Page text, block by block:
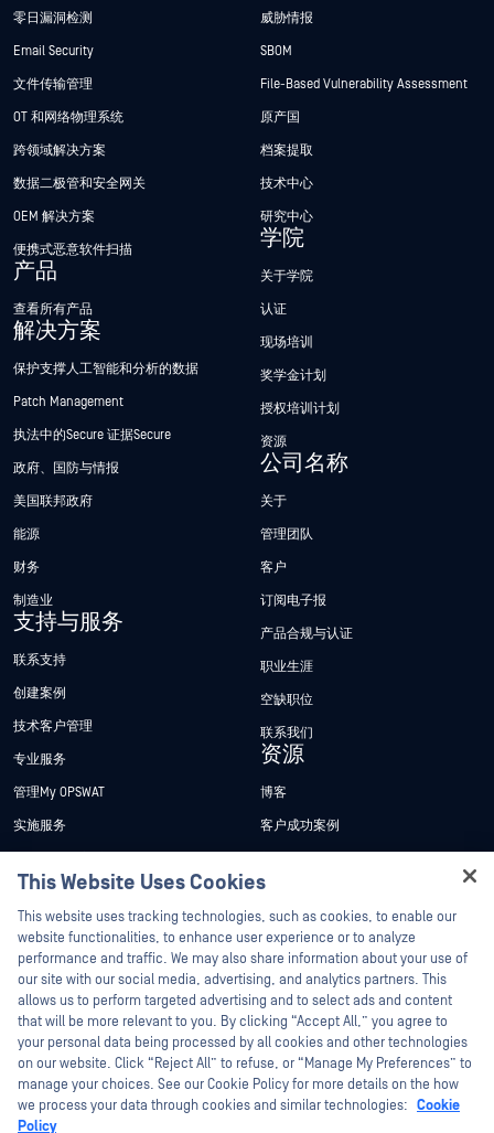
零日漏洞检测
Email Security
文件传输管理
OT 和网络物理系统
跨领域解决方案
数据二极管和安全网关
OEM 解决方案
便携式恶意软件扫描
产品
查看所有产品
解决方案
保护支撑人工智能和分析的数据
Patch Management
执法中的Secure 证据Secure
政府、国防与情报
美国联邦政府
能源
财务
制造业
支持与服务
联系支持
创建案例
技术客户管理
专业服务
管理My OPSWAT
实施服务
技术文档
培训
漏洞计划
合作伙伴
认证
技术合作伙伴
渠道合作伙伴计划
威胁情报
SBOM
File-Based Vulnerability Assessment
原产国
档案提取
技术中心
研究中心
学院
关于学院
认证
现场培训
奖学金计划
授权培训计划
资源
公司名称
关于
管理团队
客户
订阅电子报
产品合规与认证
职业生涯
空缺职位
联系我们
资源
博客
客户成功案例
新闻报道
活动
网络研讨会
产品型录
白皮书
免费工具
This Website Uses Cookies
This website uses tracking technologies, such as cookies, to enable our
website functionalities, to enhance user experience or to analyze
performance and traffic. We may also share information about your use of
our site with our social media, advertising, and analytics partners. This
allows us to perform targeted advertising and to select ads and content
that will be more relevant to you. By clicking “Accept All,” you agree to
your personal data being processed by all cookies and other technologies
on our website. Click “Reject All” to refuse, or “Manage My Preferences” to
manage your choices. See our Cookie Policy for more details on the how
we process your data through cookies and similar technologies: Cookie
Policy
Hey there!
I'm Ozzy, your OPSWAT virtual assistant.
How can I help you secure what's critical
today?